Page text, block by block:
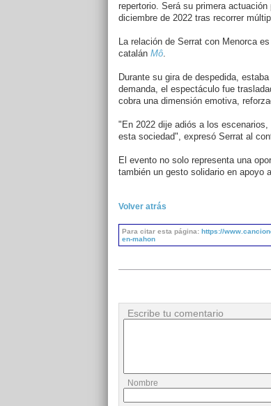
repertorio. Será su primera
diciembre de 2022 tras recorrer
La relación de Serrat con Menorca
catalán Mô.
Durante su gira de despedida,
demanda, el espectáculo fue
cobra una dimensión emotiva,
"En 2022 dije adiós a los
esta sociedad", expresó Serrat al
El evento no solo representa una
también un gesto solidario en apoyo
Volver atrás
Para citar esta página: https://
en-mahon
Escribe tu comentario
Nombre